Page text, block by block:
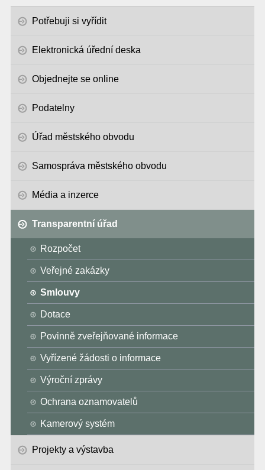
Potřebuji si vyřídit
Elektronická úřední deska
Objednejte se online
Podatelny
Úřad městského obvodu
Samospráva městského obvodu
Média a inzerce
Transparentní úřad
Rozpočet
Veřejné zakázky
Smlouvy
Dotace
Povinně zveřejňované informace
Vyřízené žádosti o informace
Výroční zprávy
Ochrana oznamovatelů
Kamerový systém
Projekty a výstavba